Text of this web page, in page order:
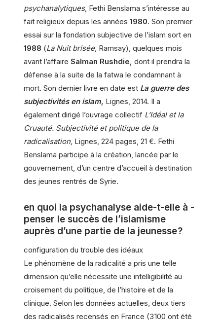
psychanalytiques, Fethi Ben­slama s’intéresse au
fait religieux depuis les années 1980. Son premier
essai sur la fondation subjective de l’islam sort en
1988 (La Nuit brisée, Ramsay), quelques mois
avant l’affaire Salman Rushdie, dont il prendra la
défense à la suite de la fatwa le ­condamnant à
mort. Son dernier livre en date est La guerre des
subjectivités en islam, Lignes, 2014. Il a
également dirigé l’ouvrage collectif L’Idéal et la
Cruauté. Subjectivité et politique de la
radicalisation, Lignes, 224 pages, 21 €. Fethi
Benslama participe à la création, lancée par le
gouvernement, d’un centre d’accueil à destination
des jeunes rentrés de Syrie.
en quoi la psychanalyse aide-t-elle à ­
penser le succès de l’islamisme
auprès d’une partie de la jeunesse ?
configuration du trouble des idéaux
Le phénomène de la radicalité a pris une telle
dimension qu’elle nécessite une intelligibilité au
croisement du politique, de l’histoire et de la
clinique. Selon les données ­actuelles, deux tiers
des radicalisés recensés en France (3 100 ont été